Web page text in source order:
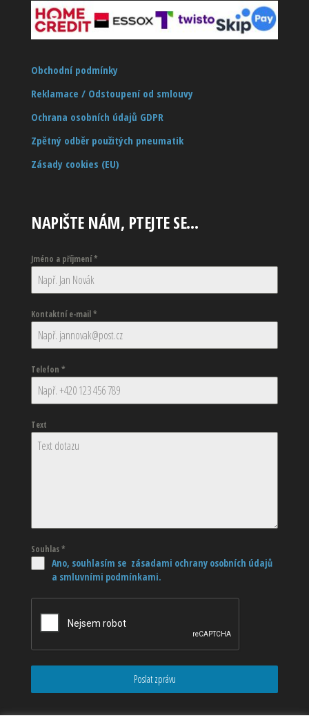
Obchodní podmínky
Reklamace / Odstoupení od smlouvy
Ochrana osobních údajů GDPR
Zpětný odběr použitých pneumatik
Zásady cookies (EU)
NAPIŠTE NÁM, PTEJTE SE…
Jméno a příjmení*
Kontaktní e-mail*
Telefon *
Text
Souhlas*
Ano, souhlasím se zásadami ochrany osobních údajů
a smluvními podmínkami.
Poslat zprávu